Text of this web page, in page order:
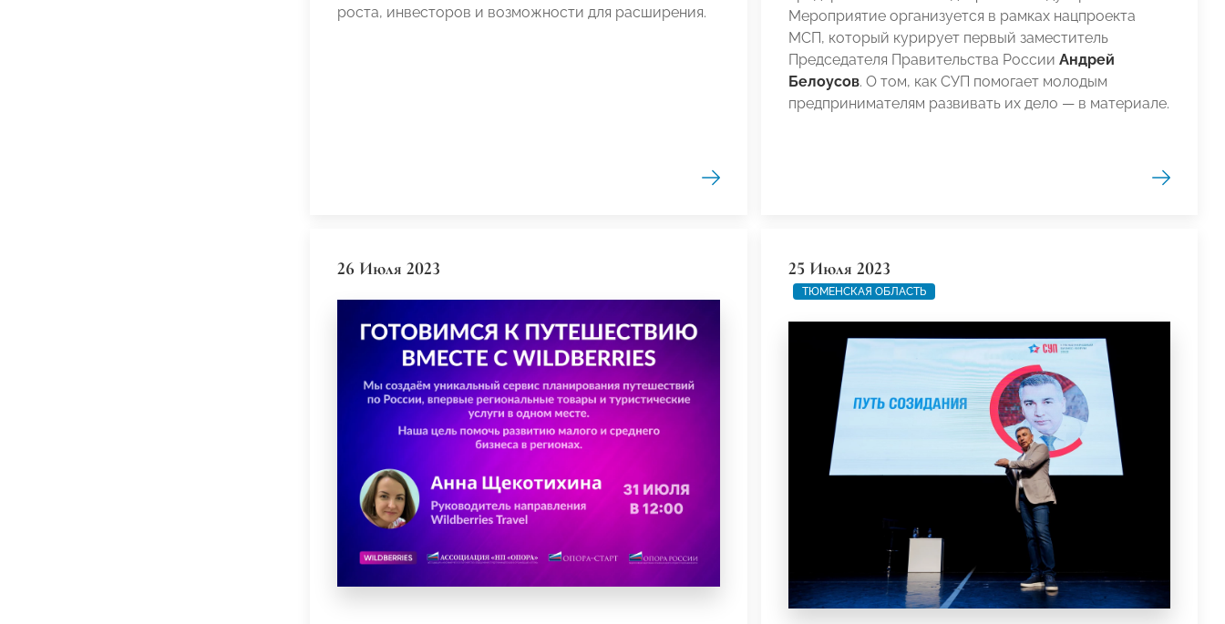
роста, инвесторов и возможности для расширения.
Мероприятие организуется в рамках нацпроекта
МСП, который курирует первый заместитель
Председателя Правительства России Андрей
Белоусов. О том, как СУП помогает молодым
предпринимателям развивать их дело — в материале.
26 Июля 2023 25 Июля 2023
ТЮМЕНСКАЯ ОБЛАСТЬ